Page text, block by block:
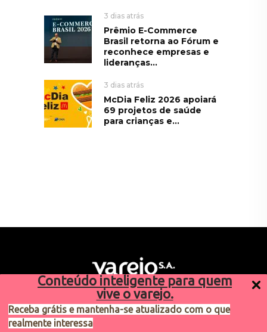
Conteúdo inteligente para quem
vive o varejo.
Receba grátis e mantenha-se atualizado com o que
realmente interessa
3 dias atrás
Prêmio E-Commerce
Brasil retorna ao Fórum e
reconhece empresas e
lideranças...
3 dias atrás
McDia Feliz 2026 apoiará
69 projetos de saúde
para crianças e...